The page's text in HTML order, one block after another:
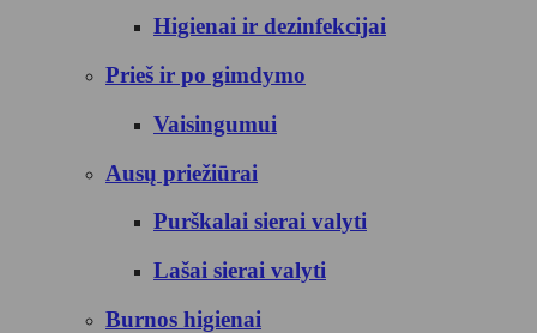
Higienai ir dezinfekcijai
Prieš ir po gimdymo
Vaisingumui
Ausų priežiūrai
Purškalai sierai valyti
Lašai sierai valyti
Burnos higienai